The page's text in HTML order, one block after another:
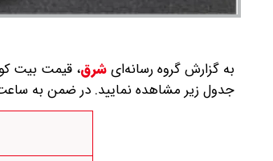
به گزارش گروه رسانه‌ایشرق،
جدول زیر مشاهده نمایید. در ضمن به